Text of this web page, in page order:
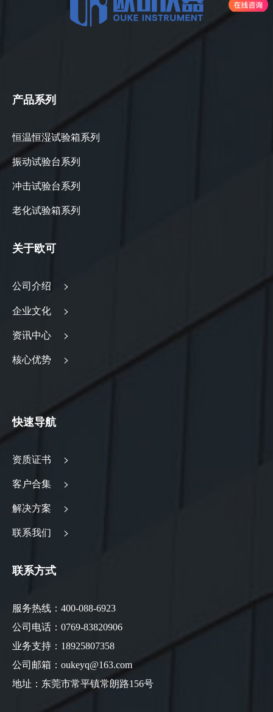
产品系列
恒温恒湿试验箱系列
振动试验台系列
冲击试验台系列
老化试验箱系列
关于欧可
公司介绍 >
企业文化 >
资讯中心 >
核心优势 >
快速导航
资质证书 >
客户合集 >
解决方案 >
联系我们 >
联系方式
服务热线：400-088-6923
公司电话：0769-83820906
业务支持：18925807358
公司邮箱：oukeyq@163.com
地址：东莞市常平镇常朗路156号